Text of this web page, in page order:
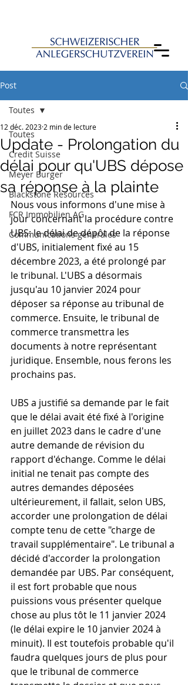
Post
Toutes
Credit Suisse
Meyer Burger
Blackstone Resources
FCR Immobilien AG
Communications générales
Toutes
Update - Prolongation du
délai pour qu'UBS dépose
sa réponse à la plainte
12 déc. 2023 2 min de lecture
Nous vous informons d'une mise à
jour concernant la procédure contre
UBS: le délai de dépôt de la réponse
d'UBS, initialement fixé au 15
décembre 2023, a été prolongé par
le tribunal. L'UBS a désormais
jusqu'au 10 janvier 2024 pour
déposer sa réponse au tribunal de
commerce. Ensuite, le tribunal de
commerce transmettra les
documents à notre représentant
juridique. Ensemble, nous ferons les
prochains pas.
UBS a justifié sa demande par le fait
que le délai avait été fixé à l'origine
en juillet 2023 dans le cadre d'une
autre demande de révision du
rapport d'échange. Comme le délai
initial ne tenait pas compte des
autres demandes déposées
ultérieurement, il fallait, selon UBS,
accorder une prolongation de délai
compte tenu de cette "charge de
travail supplémentaire". Le tribunal a
décidé d'accorder la prolongation
demandée par UBS. Par conséquent,
il est fort probable que nous
puissions vous présenter quelque
chose au plus tôt le 11 janvier 2024
(le délai expire le 10 janvier 2024 à
minuit). Il est toutefois probable qu'il
faudra quelques jours de plus pour
que le tribunal de commerce